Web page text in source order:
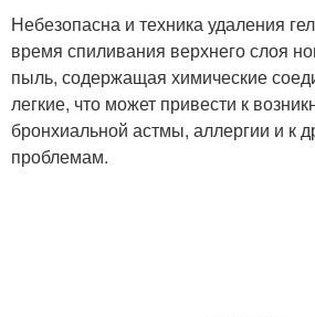
Небезопасна и техника удаления
время спиливания верхнего слоя
пыль, содержащая химические
легкие, что может привести к
бронхиальной астмы, аллергии и к
проблемам.